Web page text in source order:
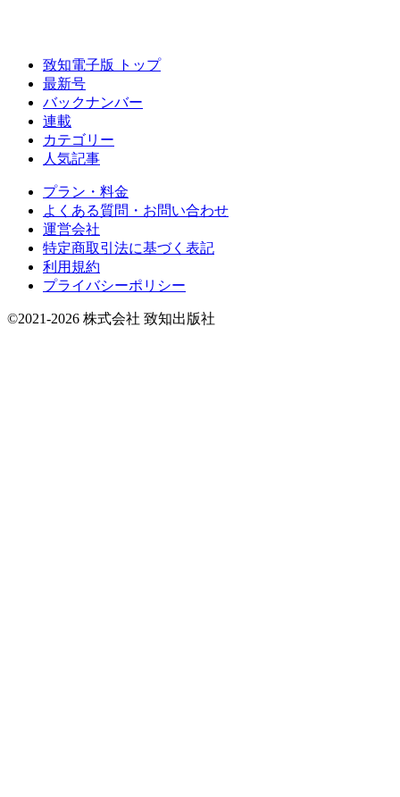
致知電子版 トップ
最新号
バックナンバー
連載
カテゴリー
人気記事
プラン・料金
よくある質問・お問い合わせ
運営会社
特定商取引法に基づく表記
利用規約
プライバシーポリシー
©2021-2026 株式会社 致知出版社